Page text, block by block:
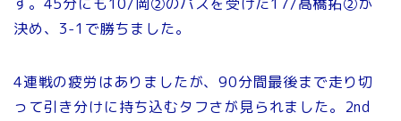
決め、3-1で勝ちました。
4連戦の疲労はありましたが、90分間最後まで走り切
って引き分けに持ち込むタフさが見られました。2nd